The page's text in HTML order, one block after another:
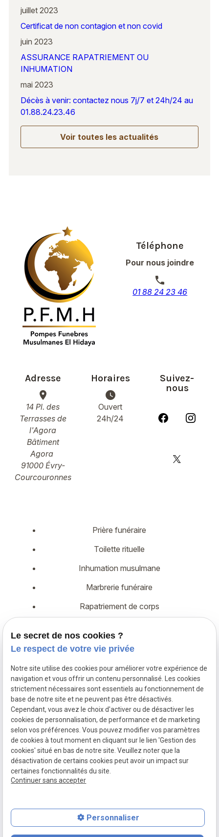
juillet 2023
Certificat de non contagion et non covid
juin 2023
ASSURANCE RAPATRIEMENT OU
INHUMATION
mai 2023
Décès à venir: contactez nous 7j/7 et 24h/24 au
01.88.24.23.46
Voir toutes les actualités
Téléphone
Pour nous joindre
phone
01 88 24 23 46
Adresse
place
14 Pl. des
Terrasses de
l'Agora
Bâtiment
Agora
91000 Évry-
Courcouronnes
Horaires
watch_later
Ouvert
24h/24
Suivez-
nous
Prière funéraire
Toilette rituelle
Inhumation musulmane
Marbrerie funéraire
Rapatriement de corps
Assurance décès
Mentions légales
Politique de
confidentialité
Gestion
des
cookies
Plan du
site
Siret :
82424645800015
Le secret de nos cookies ?
Le respect de votre vie privée
Notre site utilise des cookies pour améliorer votre expérience de
navigation et vous offrir un contenu personnalisé. Les cookies
strictement nécessaires sont essentiels au fonctionnement de
base de notre site et ne peuvent pas être désactivés.
Cependant, vous avez le choix d'activer ou de désactiver les
cookies de personnalisation, de performance et de marketing
selon vos préférences. Vous pouvez modifier vos paramètres
de cookies à tout moment en cliquant sur le lien 'Gestion des
cookies' situé en bas de notre site. Veuillez noter que la
désactivation de certains cookies peut avoir un impact sur
certaines fonctionnalités du site.
Continuer sans accepter
Personnaliser